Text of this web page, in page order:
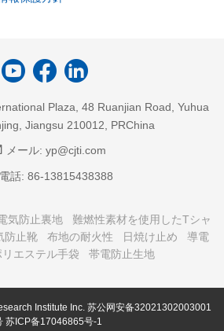
Plaza, 48 Ruanjian Road, Yuhua
Jiangsu 210012, PRChina
メール: yp@cjti.com
電話: 86-13815438388
気防止裏地
難燃性素材を使用したTシャ
防止靴 布地の耐火性 日焼け止め
導電
リエステル手袋 帯電防止生地
Institute Inc. 苏公网安备32021302003001
苏ICP备17046865号-1